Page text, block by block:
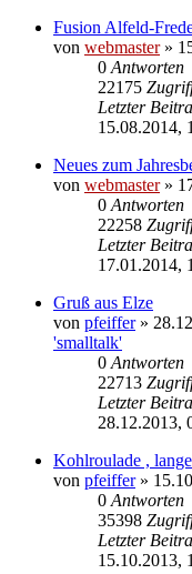
Fusion Alfeld-
von webmaster»
0 Antworten
22175
Letzter
15.08.2014,
Neues zum
von webmaster»
0 Antworten
22258
Letzter
17.01.2014,
Gruß aus Elze
von pfeiffer»
'smalltalk'
0 Antworten
22713
Letzter
28.12.2013,
Kohlroulade ,
von pfeiffer»
0 Antworten
35398
Letzter
15.10.2013,